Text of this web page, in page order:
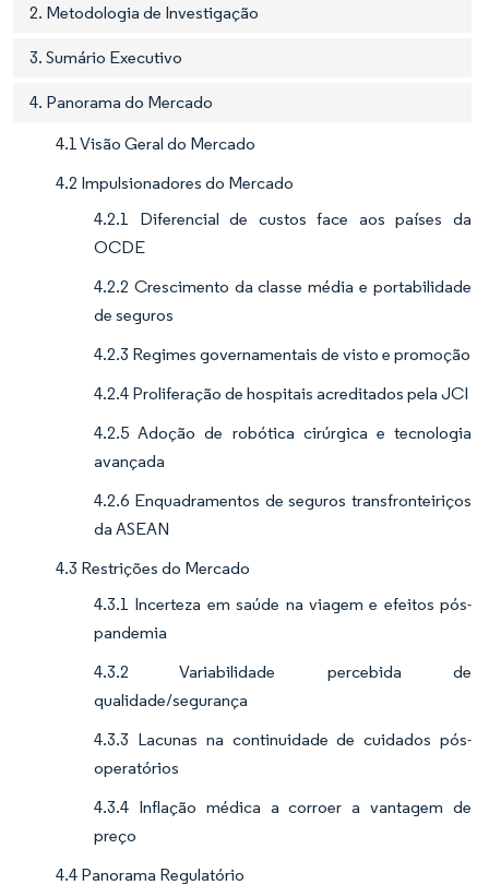
2. Metodologia de Investigação
3. Sumário Executivo
4. Panorama do Mercado
4.1 Visão Geral do Mercado
4.2 Impulsionadores do Mercado
4.2.1 Diferencial de custos face aos países da
OCDE
4.2.2 Crescimento da classe média e portabilidade
de seguros
4.2.3 Regimes governamentais de visto e promoção
4.2.4 Proliferação de hospitais acreditados pela JCI
4.2.5 Adoção de robótica cirúrgica e tecnologia
avançada
4.2.6 Enquadramentos de seguros transfronteiriços
da ASEAN
4.3 Restrições do Mercado
4.3.1 Incerteza em saúde na viagem e efeitos pós-
pandemia
4.3.2 Variabilidade percebida de
qualidade/segurança
4.3.3 Lacunas na continuidade de cuidados pós-
operatórios
4.3.4 Inflação médica a corroer a vantagem de
preço
4.4 Panorama Regulatório